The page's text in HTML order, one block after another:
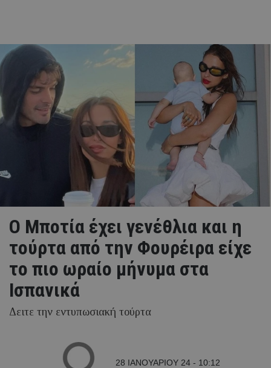
Ο Μποτία έχει γενέθλια και η
τούρτα από την Φουρέιρα είχε
το πιο ωραίο μήνυμα στα
Ισπανικά
Δειτε την εντυπωσιακή τούρτα
28 ΙΑΝΟΥΑΡΙΟΥ 24 - 10:12